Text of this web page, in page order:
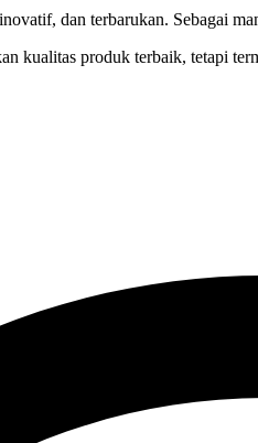
dan terbarukan. Sebagai
kualitas produk terbaik, tetapi